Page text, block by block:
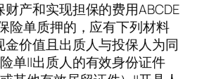
产和实现担保的费用ABCDE
险单质押的，应有下列材料
金价值且出质人与投保人为同
单||出质人的有效身份证件